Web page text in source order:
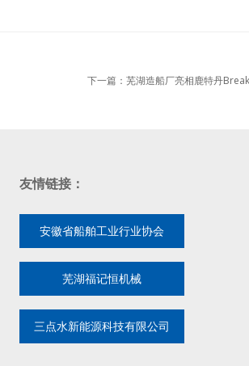
下一篇：芜湖造船厂亮相鹿特丹
友情链接：
安徽省船舶工业行业协会
芜湖福记恒机械
三点水新能源科技有限公司